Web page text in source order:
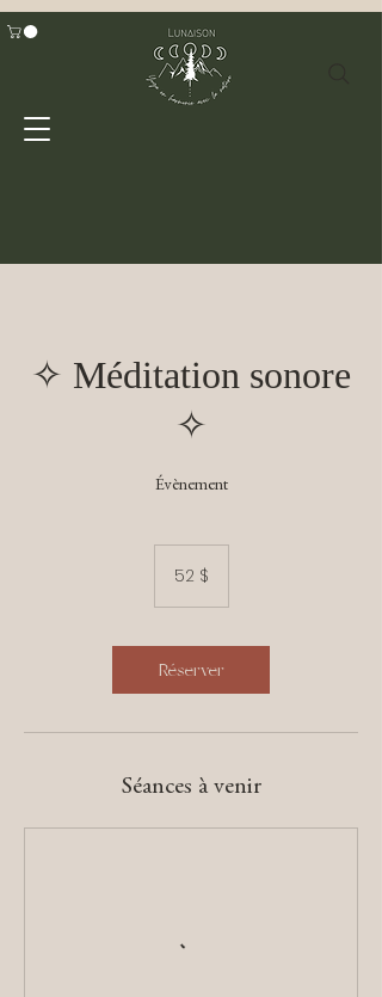
✧ Méditation sonore
✧
Évènement
canadiens
52 $
Réserver
Séances à venir